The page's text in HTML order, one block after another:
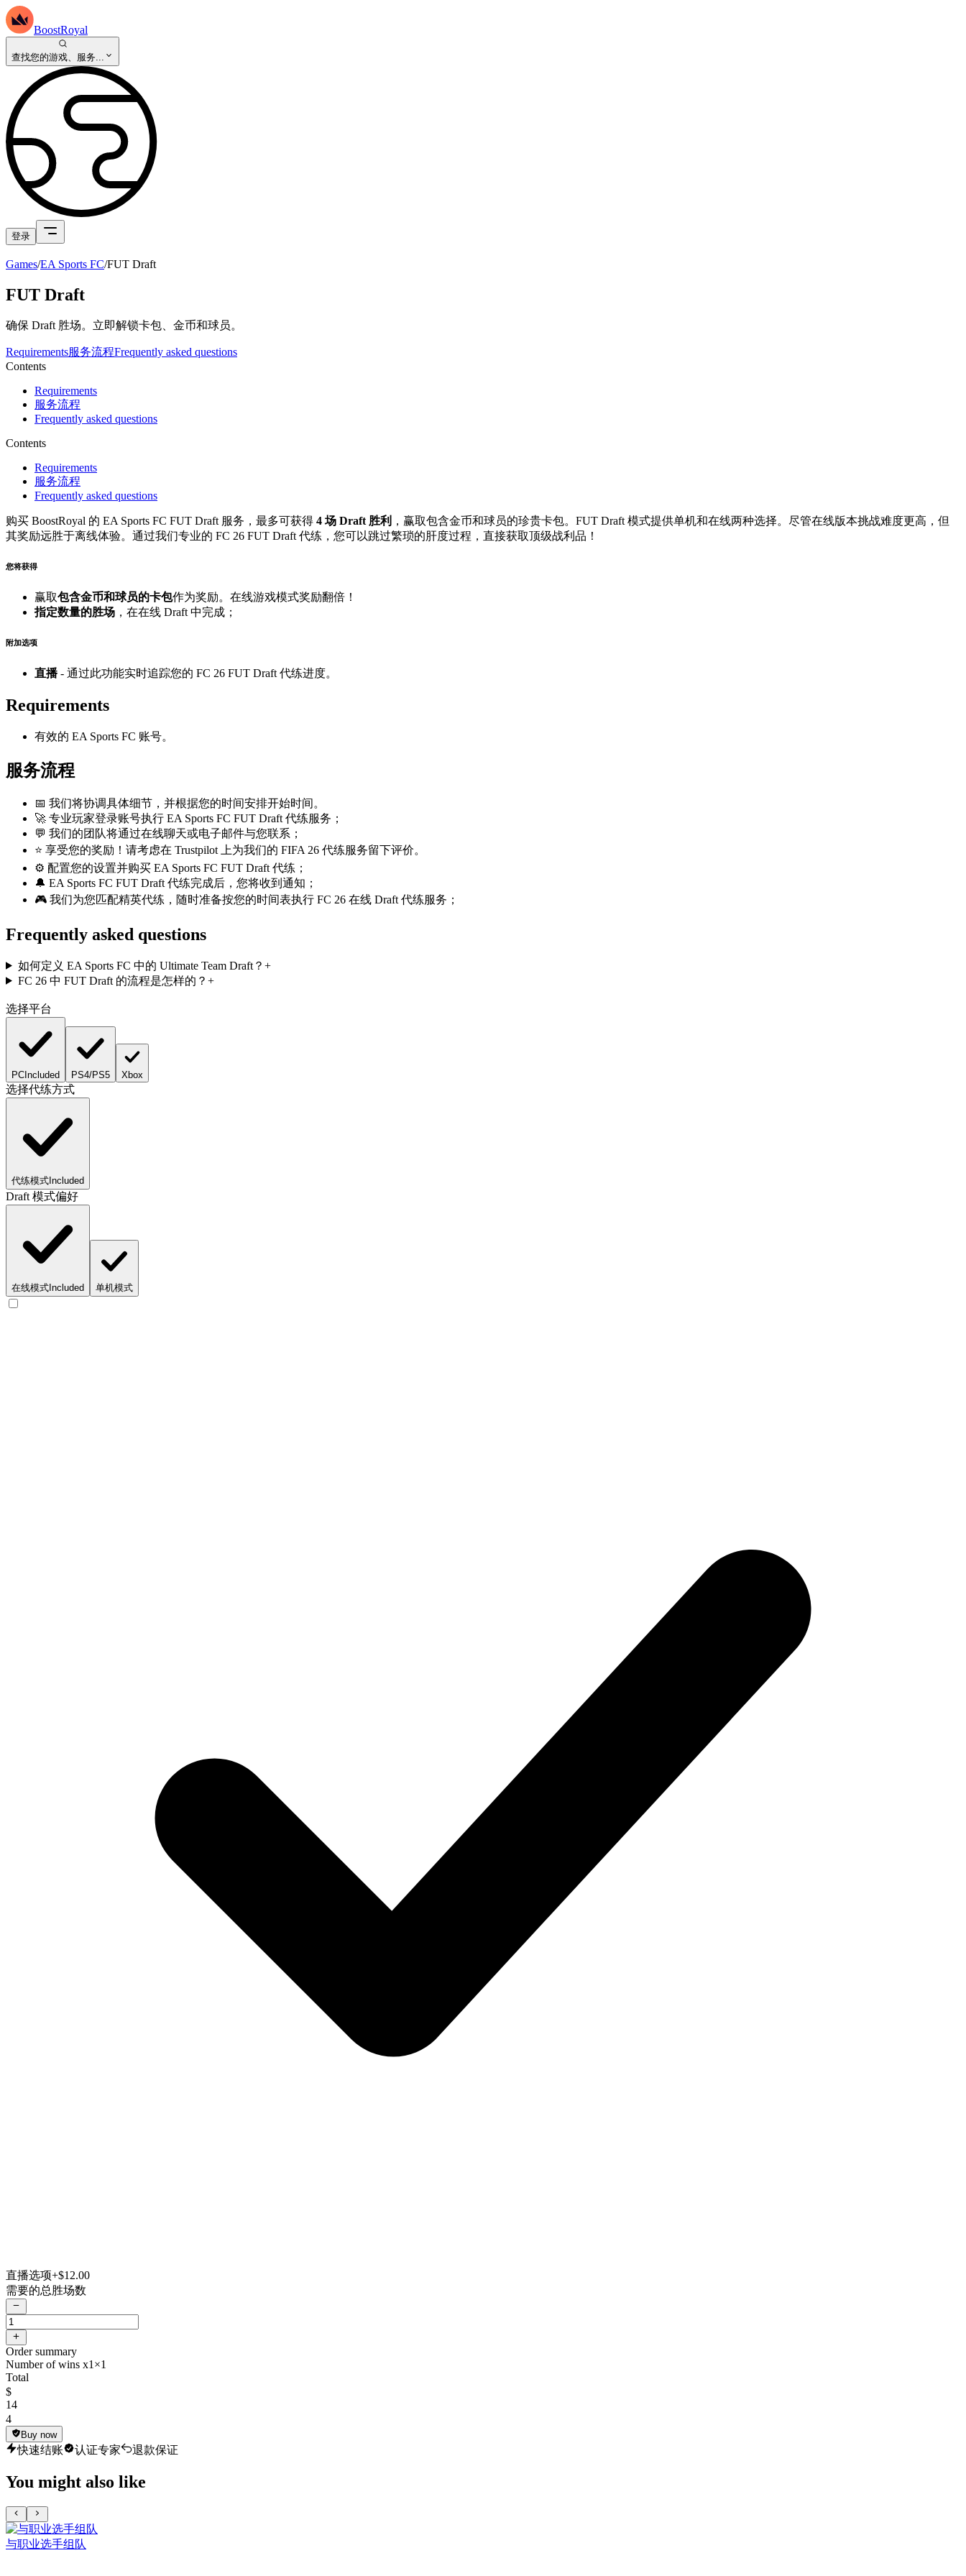
BoostRoyal
查找您的游戏、服务...
登录
Games/EA Sports FC/FUT Draft
FUT Draft
确保 Draft 胜场。立即解锁卡包、金币和球员。
Requirements服务流程Frequently asked questions
Contents
Requirements
服务流程
Frequently asked questions
Contents
Requirements
服务流程
Frequently asked questions
购买 BoostRoyal 的 EA Sports FC FUT Draft 服务，最多可获得 4 场 Draft 胜利 ，赢取包含金币和球员的珍贵卡包。FUT Draft 模式提供单机和在线两种选择。尽管在线版本挑战难度更高，但
其奖励远胜于离线体验。通过我们专业的 FC 26 FUT Draft 代练，您可以跳过繁琐的肝度过程，直接获取顶级战利品！
您将获得
赢取包含金币和球员的卡包作为奖励。在线游戏模式奖励翻倍！
指定数量的胜场 ，在在线 Draft 中完成；
附加选项
直播- 通过此功能实时追踪您的 FC 26 FUT Draft 代练进度。
Requirements
有效的 EA Sports FC 账号。
服务流程
📅 我们将协调具体细节，并根据您的时间安排开始时间。
🚀 专业玩家登录账号执行 EA Sports FC FUT Draft 代练服务；
💬 我们的团队将通过在线聊天或电子邮件与您联系；
⭐ 享受您的奖励！请考虑在 Trustpilot 上为我们的 FIFA 26 代练服务留下评价。
⚙️ 配置您的设置并购买 EA Sports FC FUT Draft 代练；
🔔 EA Sports FC FUT Draft 代练完成后，您将收到通知；
🎮 我们为您匹配精英代练，随时准备按您的时间表执行 FC 26 在线 Draft 代练服务；
Frequently asked questions
如何定义 EA Sports FC 中的 Ultimate Team Draft？ +
FC 26 中 FUT Draft 的流程是怎样的？ +
选择平台
PC Included PS4/PS5 Xbox
选择代练方式
代练模式 Included
Draft 模式偏好
在线模式 Included 单机模式
直播选项+$12.00
需要的总胜场数
Order summary
Number of wins x1×1
Total
$
14
4
Buy now
快速结账 认证专家 退款保证
You might also like
与职业选手组队